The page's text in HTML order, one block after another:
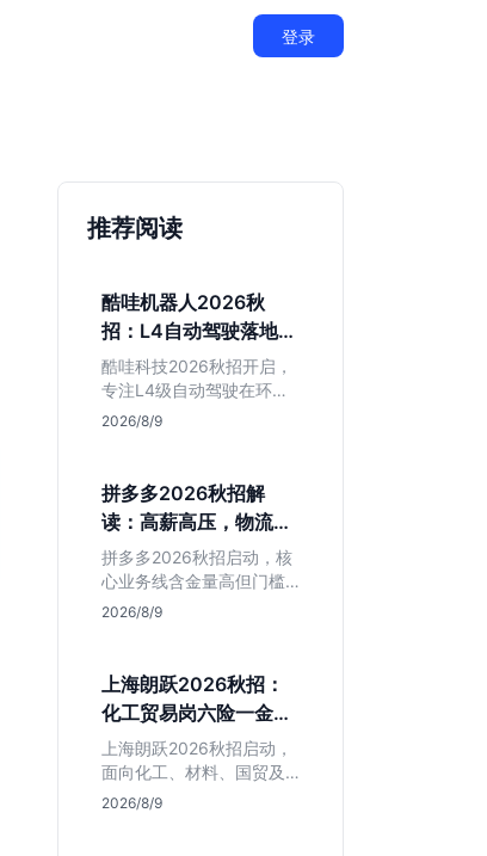
登录
推荐阅读
酷哇机器人2026秋
招：L4自动驾驶落地，
不限专业值得投吗？
酷哇科技2026秋招开启，
专注L4级自动驾驶在环卫
与物流场景的落地。相比
康。本文解读其业务模
式、岗位稳定性及不限专
业的投递策略，帮应届生
判断是否值得入手。
2026/8/9
拼多多2026秋招解
读：高薪高压，物流与
产品岗投递指南
拼多多2026秋招启动，核
心业务线含金量高但门槛
硬。本文解析其行业地
是否适合这种高强度职业
起步。
2026/8/9
上海朗跃2026秋招：
化工贸易岗六险一金
+落户，值不值得投？
上海朗跃2026秋招启动，
面向化工、材料、国贸及
金融专业。提供六险一金
2026/8/9